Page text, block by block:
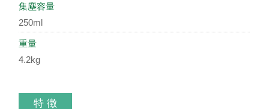
集塵容量
250ml
重量
4.2kg
特 徴